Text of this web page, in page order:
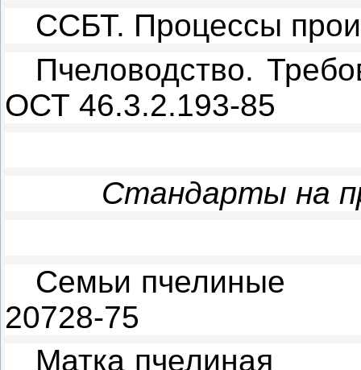
ССБТ. Процессы
Пчеловодство.
ОСТ 46.3.2.193-85
Стандарты на
Семьи пчелиные
20728-75
Матка пчелиная